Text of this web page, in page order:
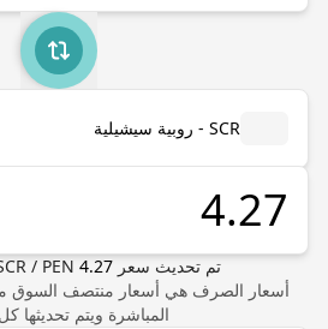
SCR - روبية سيشيلية
تم تحديث سعر / PEN 4.27
أسعار الصرف هي أسعار منتصف السوق
المباشرة ويتم تحديثها